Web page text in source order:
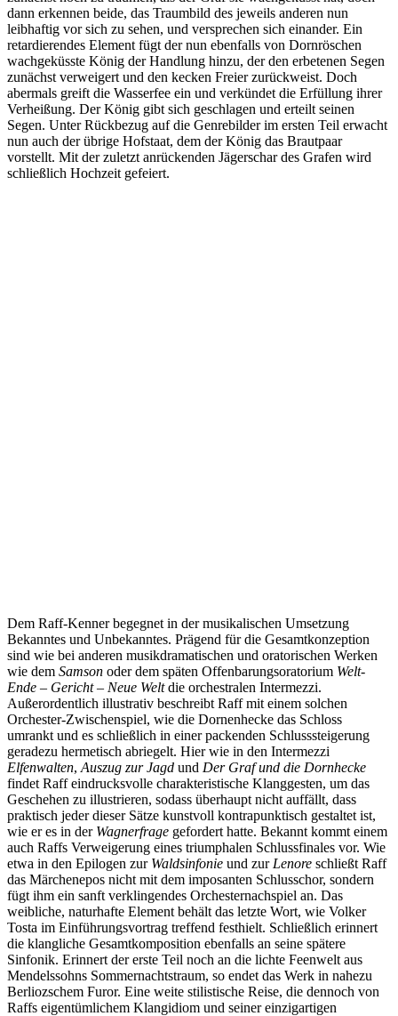
dann erkennen beide, das Traumbild des jeweils anderen nun
leibhaftig vor sich zu sehen, und versprechen sich einander. Ein
retardierendes Element fügt der nun ebenfalls von Dornröschen
wachgeküsste König der Handlung hinzu, der den erbetenen Segen
zunächst verweigert und den kecken Freier zurückweist. Doch
abermals greift die Wasserfee ein und verkündet die Erfüllung ihrer
Verheißung. Der König gibt sich geschlagen und erteilt seinen
Segen. Unter Rückbezug auf die Genrebilder im ersten Teil erwacht
nun auch der übrige Hofstaat, dem der König das Brautpaar
vorstellt. Mit der zuletzt anrückenden Jägerschar des Grafen wird
schließlich Hochzeit gefeiert.
Dem Raff-Kenner begegnet in der musikalischen Umsetzung
Bekanntes und Unbekanntes. Prägend für die Gesamtkonzeption
sind wie bei anderen musikdramatischen und oratorischen Werken
wie dem Samson oder dem späten Offenbarungsoratorium Welt-
Ende – Gericht – Neue Weltdie orchestralen Intermezzi.
Außerordentlich illustrativ beschreibt Raff mit einem solchen
Orchester-Zwischenspiel, wie die Dornenhecke das Schloss
umrankt und es schließlich in einer packenden Schlusssteigerung
geradezu hermetisch abriegelt. Hier wie in den Intermezzi
Elfenwalten, Auszug zur Jagd und Der Graf und die Dornhecke
findet Raff eindrucksvolle charakteristische Klanggesten, um das
Geschehen zu illustrieren, sodass überhaupt nicht auffällt, dass
praktisch jeder dieser Sätze kunstvoll kontrapunktisch gestaltet ist,
wie er es in der Wagnerfrage gefordert hatte. Bekannt kommt einem
auch Raffs Verweigerung eines triumphalen Schlussfinales vor. Wie
etwa in den Epilogen zur Waldsinfonie und zur Lenore schließt Raff
das Märchenepos nicht mit dem imposanten Schlusschor, sondern
fügt ihm ein sanft verklingendes Orchesternachspiel an. Das
weibliche, naturhafte Element behält das letzte Wort, wie Volker
Tosta im Einführungsvortrag treffend festhielt. Schließlich erinnert
die klangliche Gesamtkomposition ebenfalls an seine spätere
Sinfonik. Erinnert der erste Teil noch an die lichte Feenwelt aus
Mendelssohns Sommernachtstraum, so endet das Werk in nahezu
Berliozschem Furor. Eine weite stilistische Reise, die dennoch von
Raffs eigentümlichem Klangidiom und seiner einzigartigen